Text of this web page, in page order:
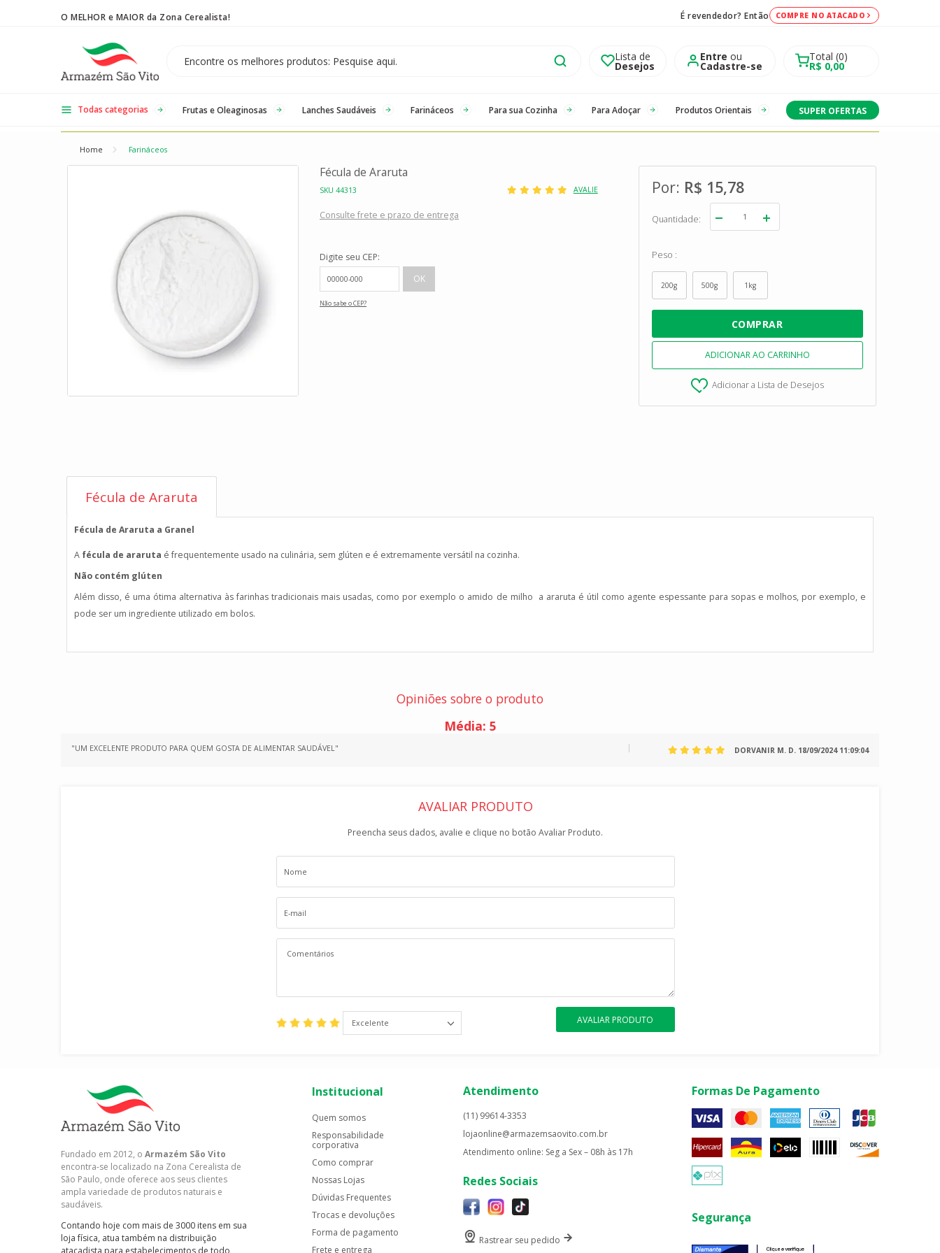
O MELHOR e MAIOR da Zona Cerealista!
É revendedor? Então COMPRE NO ATACADO
Lista de
Desejos
Entre ou
Cadastre-se
Total 0
R$ 0,00
Todas categorias Frutas e Oleaginosas Lanches Saudáveis Farináceos Para sua Cozinha Para Adoçar Produtos Orientais SUPER OFERTAS
Home Farináceos
Fécula de Araruta
SKU 44313 AVALIE
Consulte frete e prazo de entrega
Digite seu CEP:
Não sabe o CEP?
R$ 15,78
Quantidade
Peso
200g 500g 1kg
Adicionar a Lista de Desejos
Fécula de Araruta
Fécula de Araruta a Granel
A fécula de araruta é frequentemente usado na culinária, sem glúten e é extremamente versátil na cozinha.
Não contém glúten
Além disso, é uma ótima alternativa às farinhas tradicionais mais usadas, como por exemplo o amido de milho a araruta é útil como agente espessante para sopas e molhos, por exemplo, e
pode ser um ingrediente utilizado em bolos.
Opiniões sobre o produto
Média: 5
"UM EXCELENTE PRODUTO PARA QUEM GOSTA DE ALIMENTAR SAUDÁVEL" DORVANIR M. D. 18/09/2024 11:09:04
AVALIAR PRODUTO
Preencha seus dados, avalie e clique no botão Avaliar Produto.
Excelente AVALIAR PRODUTO
Fundado em 2012, o Armazém São Vito
encontra-se localizado na Zona Cerealista de
São Paulo, onde oferece aos seus clientes
ampla variedade de produtos naturais e
saudáveis.
Contando hoje com mais de 3000 itens em sua
loja física, atua também na distribuição
Institucional
Quem somos
Responsabilidade
corporativa
Como comprar
Nossas Lojas
Dúvidas Frequentes
Trocas e devoluções
Forma de pagamento
Frete e entrega
Atendimento
(11) 99614-3353
lojaonline@armazemsaovito.com.br
Atendimento online: Seg a Sex – 08h às 17h
Redes Sociais
Rastrear seu pedido
Formas De Pagamento
Segurança